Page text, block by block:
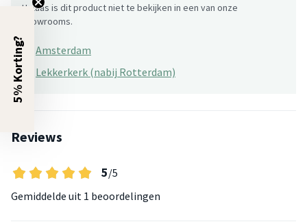
Helaas is dit product niet te bekijken in een van onze
showrooms.
× Amsterdam
Lekkerkerk (nabij Rotterdam)
Reviews
5/5
Gemiddelde uit 1 beoordelingen
5% Korting?